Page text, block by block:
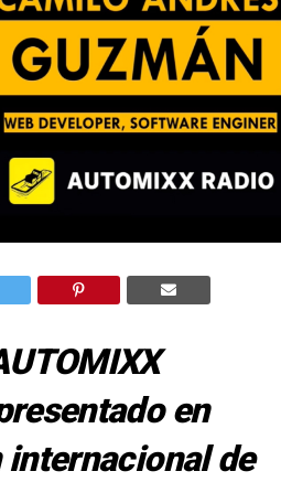
en
internacional de